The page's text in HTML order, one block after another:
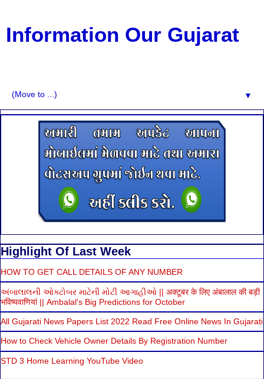
Information Our Gujarat
▼
Highlight Of Last Week
HOW TO GET CALL DETAILS OF ANY NUMBER
અંબાલાલની ઓક્ટોબર માટેની મોટી આગાહીઓ || अक्टूबर के लिए अंबालाल की बड़ी
भविष्यवाणियां || Ambalal's Big Predictions for October
All Gujarati News Papers List 2022 Read Free Online News In Gujarati
How to Check Vehicle Owner Details By Registration Number
STD 3 Home Learning YouTube Video